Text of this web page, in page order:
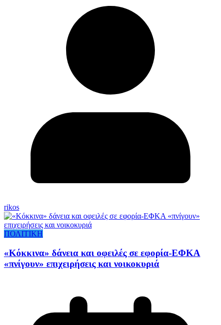
rikos
ΠΟΛΙΤΙΚΗ
«Κόκκινα» δάνεια και οφειλές σε εφορία-ΕΦΚΑ
«πνίγουν» επιχειρήσεις και νοικοκυριά